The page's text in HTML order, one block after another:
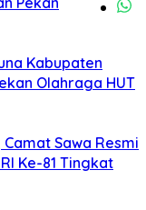
Kabupaten
Olahraga HUT
Sawa Resmi
Ke-81 Tingkat